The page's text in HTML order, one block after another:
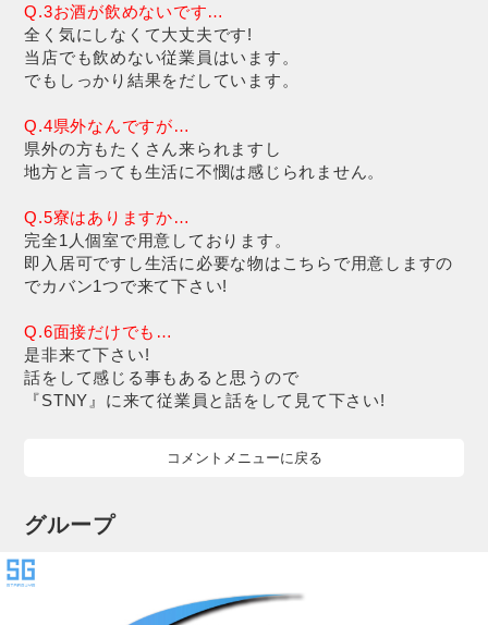
Q.3お酒が飲めないです…
全く気にしなくて大丈夫です!
当店でも飲めない従業員はいます。
でもしっかり結果をだしています。
Q.4県外なんですが…
県外の方もたくさん来られますし
地方と言っても生活に不憫は感じられません。
Q.5寮はありますか…
完全1人個室で用意しております。
即入居可ですし生活に必要な物はこちらで用意しますの
でカバン1つで来て下さい!
Q.6面接だけでも…
是非来て下さい!
話をして感じる事もあると思うので
『STNY』に来て従業員と話をして見て下さい!
コメントメニューに戻る
グループ